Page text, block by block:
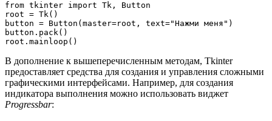
from tkinter import Tk, Button
root = Tk()
button = Button(master=root, text="Нажми меня")
button.pack()
В дополнение к вышеперечисленным методам, Tkinter
предоставляет средства для создания и управления сложными
графическими интерфейсами. Например, для создания
индикатора выполнения можно использовать виджет
Progressbar: